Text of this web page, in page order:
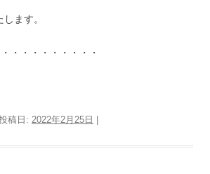
ます。
・・・・・・・・・
稿日: 2022年2月25日